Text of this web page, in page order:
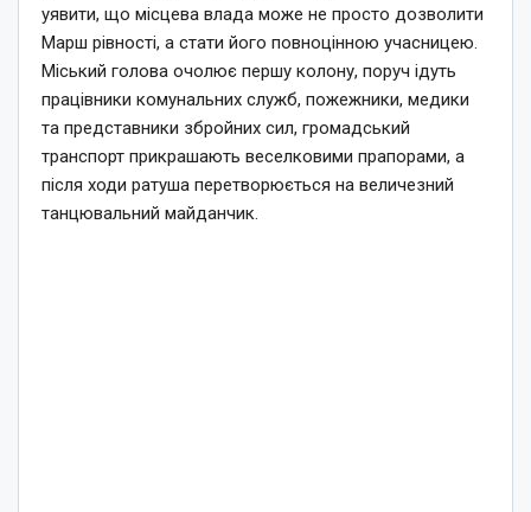
уявити, що місцева влада може не просто дозволити
Марш рівності, а стати його повноцінною учасницею.
Міський голова очолює першу колону, поруч ідуть
працівники комунальних служб, пожежники, медики
та представники збройних сил, громадський
транспорт прикрашають веселковими прапорами, а
після ходи ратуша перетворюється на величезний
танцювальний майданчик.